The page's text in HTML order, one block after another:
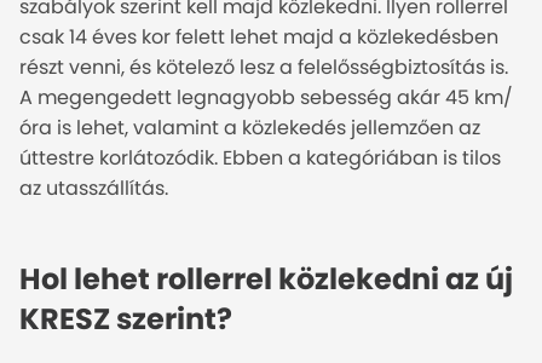
szabályok szerint kell majd közlekedni. Ilyen rollerrel
csak 14 éves kor felett lehet majd a közlekedésben
részt venni, és kötelező lesz a felelősségbiztosítás is.
A megengedett legnagyobb sebesség akár 45 km/
óra is lehet, valamint a közlekedés jellemzően az
úttestre korlátozódik. Ebben a kategóriában is tilos
az utasszállítás.
Hol lehet rollerrel közlekedni az új
KRESZ szerint?